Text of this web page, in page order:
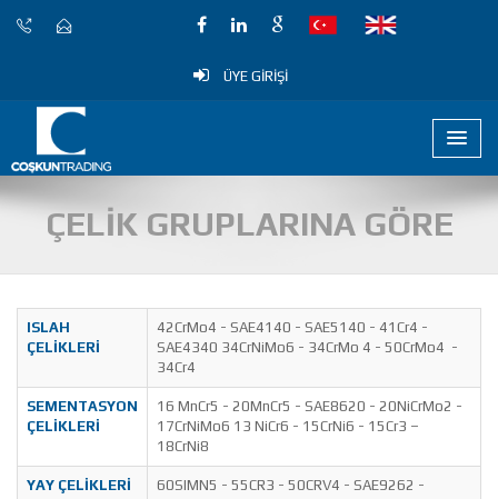
ÜYE GİRİŞİ
ÇELİK GRUPLARINA GÖRE
ISLAH
ÇELİKLERİ
42CrMo4 - SAE4140 - SAE5140 - 41Cr4 -
SAE4340 34CrNiMo6 - 34CrMo 4 - 50CrMo4 -
34Cr4
SEMENTASYON
ÇELİKLERİ
16 MnCr5 - 20MnCr5 - SAE8620 - 20NiCrMo2 -
17CrNiMo6 13 NiCr6 - 15CrNi6 - 15Cr3 –
18CrNi8
YAY ÇELİKLERİ
60SIMN5 - 55CR3 - 50CRV4 - SAE9262 -